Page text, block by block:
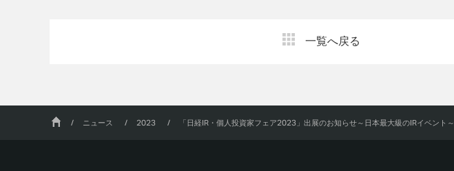
一覧へ戻る
/ ニュース / 2023 / 「日経IR・個人投資家フェア2023」出展のお知らせ～日本最大級のIRイベント～